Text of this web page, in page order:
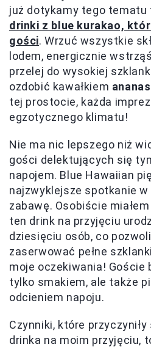
już dotykamy tego
drinki z blue kurakao,
gości. Wrzuć wszystkie
lodem, energicznie
przelej do wysokiej
ozdobić kawałkiem
tej prostocie, każda
egzotycznego klimatu!
Nie ma nic lepszego niż
gości delektujących się
napojem. Blue Hawaiian
najzwyklejsze spotkanie w
zabawę. Osobiście
ten drink na przyjęciu
dziesięciu osób, co
zaserwować pełne
moje oczekiwania! Goście
tylko smakiem, ale także
odcieniem napoju.
Czynniki, które
drinka na moim przyjęciu,